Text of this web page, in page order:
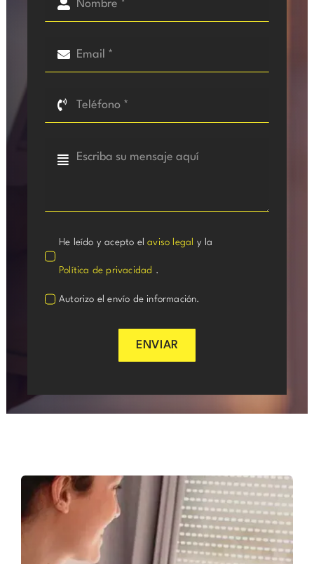
He leído y acepto elaviso legal y la
Política de privacidad .
Autorizo el envío de información.
ENVIAR